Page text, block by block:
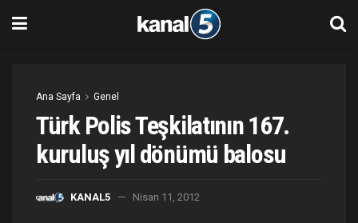
Ana Sayfa Genel
Türk Polis Teşkilatının 167.
kuruluş yıl dönümü balosu
KANAL5 Nisan 11, 2012